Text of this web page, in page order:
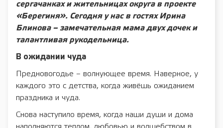
сергачанках и жительницах округа в проекте
«Берегиня». Сегодня у нас в гостях Ирина
Блинова – замечательная мама двух дочек и
талантливая рукодельница.
В ожидании чуда
Предновогодье – волнующее время. Наверное, у
каждого это с детства, когда живёшь ожиданием
праздника и чуда.
Снова наступило время, когда наши души и дома